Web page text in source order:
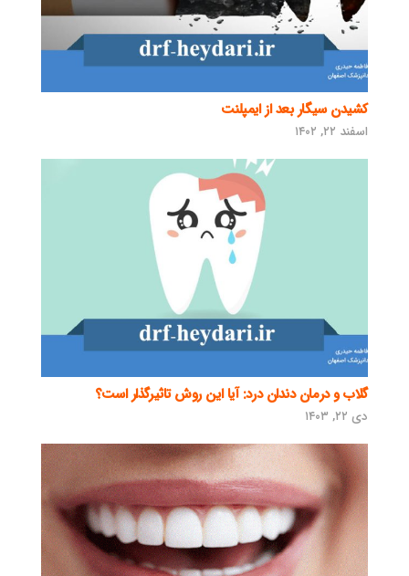
کشیدن سیگار بعد از ایمپلنت
اسفند ۲۲, ۱۴۰۲
گلاب و درمان دندان درد: آیا این روش تاثیرگذار است؟
دی ۲۲, ۱۴۰۳